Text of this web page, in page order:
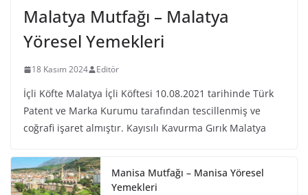
Malatya Mutfağı – Malatya
Yöresel Yemekleri
18 Kasım 2024 Editör
İçli Köfte Malatya İçli Köftesi 10.08.2021 tarihinde Türk
Patent ve Marka Kurumu tarafından tescillenmiş ve
coğrafi işaret almıştır. Kayısılı Kavurma Gırık Malatya
Manisa Mutfağı – Manisa Yöresel
Yemekleri